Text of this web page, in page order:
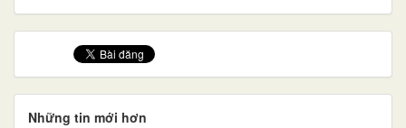
Những tin mới hơn